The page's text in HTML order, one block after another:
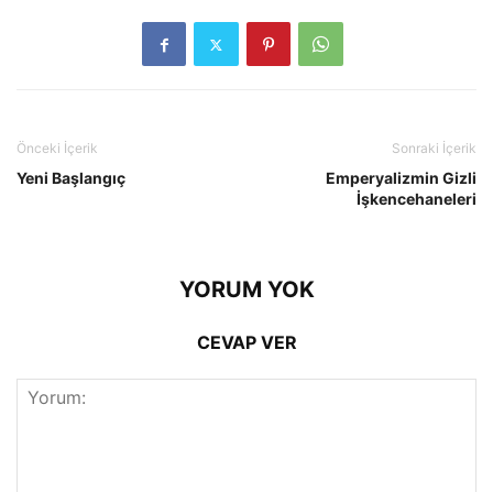
Önceki İçerik
Yeni Başlangıç
Sonraki İçerik
Emperyalizmin Gizli
İşkencehaneleri
YORUM YOK
CEVAP VER